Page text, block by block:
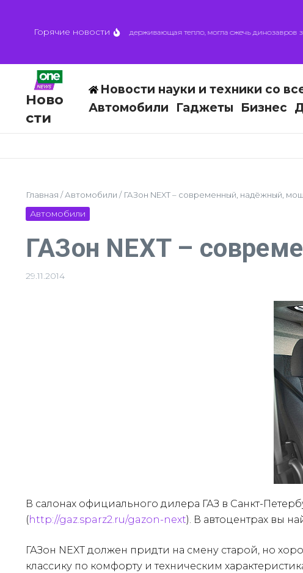
Горячие новости
Астероидная пыль, удерживающая тепло, могла сжечь динозавров за
Ново
сти
Новости науки и техники со
Автомобили
Гаджеты Бизнес
Главная /Автомобили / ГАЗон NEXT – современный, надёжный,
Автомобили
ГАЗон NEXT –
29.11.2014
В салонах официального дилера ГАЗ в Санкт-
(http://gaz.sparz2.ru/gazon-next). В автоцентрах вы
ГАЗон NEXT должен придти на смену старой, но
классику по комфорту и техническим